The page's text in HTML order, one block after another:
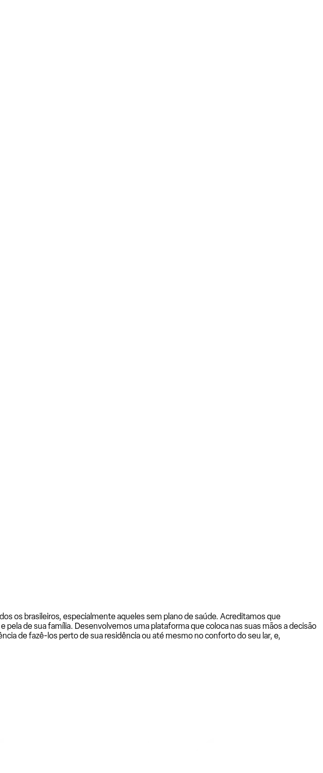
os brasileiros, especialmente aqueles sem plano de saúde. Acreditamos que
de sua família. Desenvolvemos uma plataforma que coloca nas suas mãos a decisão
de fazê-los perto de sua residência ou até mesmo no conforto do seu lar, e,